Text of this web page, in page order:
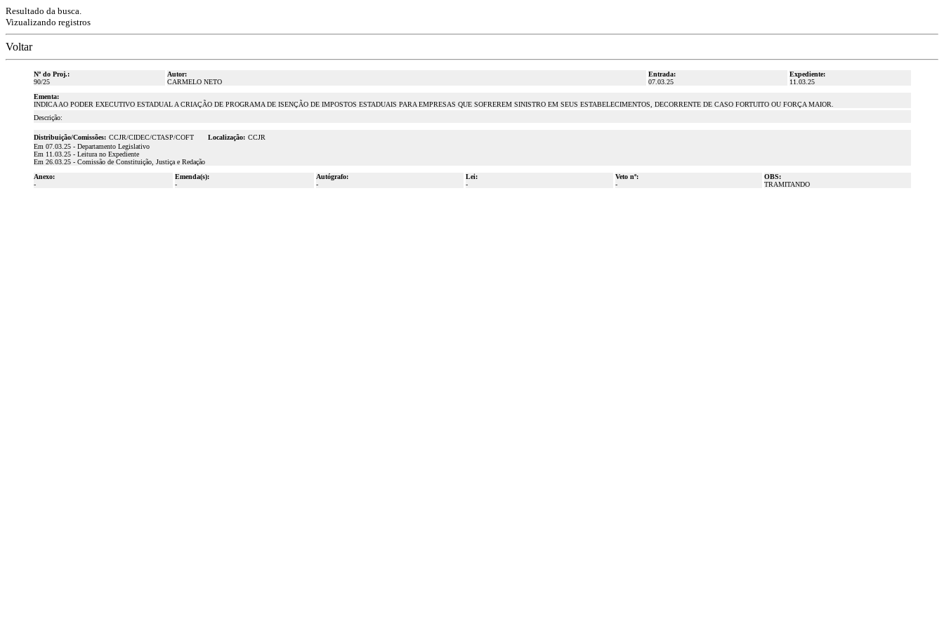
Resultado da busca.
Vizualizando registros
Voltar
Nº do Proj.:
90/25
Autor:
CARMELO NETO
Entrada:
07.03.25
Expediente:
11.03.25
Ementa:
INDICA AO PODER EXECUTIVO ESTADUAL A CRIAÇÃO DE PROGRAMA DE ISENÇÃO DE IMPOSTOS ESTADUAIS PARA EMPRESAS QUE SOFREREM SINISTRO EM SEUS ESTABELECIMENTOS, DECORRENTE DE CASO FORTUITO OU FORÇA MAIOR.
Descrição:
Distribuição/Comissões: CCJR/CIDEC/CTASP/COFT Localização: CCJR
Em 07.03.25 - Departamento Legislativo
Em 11.03.25 - Leitura no Expediente
Em 26.03.25 - Comissão de Constituição, Justiça e Redação
Anexo:
-
Emenda(s):
-
Autógrafo:
-
Lei:
-
Veto nº:
-
OBS:
TRAMITANDO